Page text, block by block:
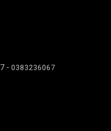
- 0383236067